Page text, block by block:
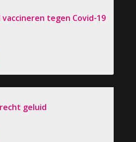
tegen Covid-19
geluid